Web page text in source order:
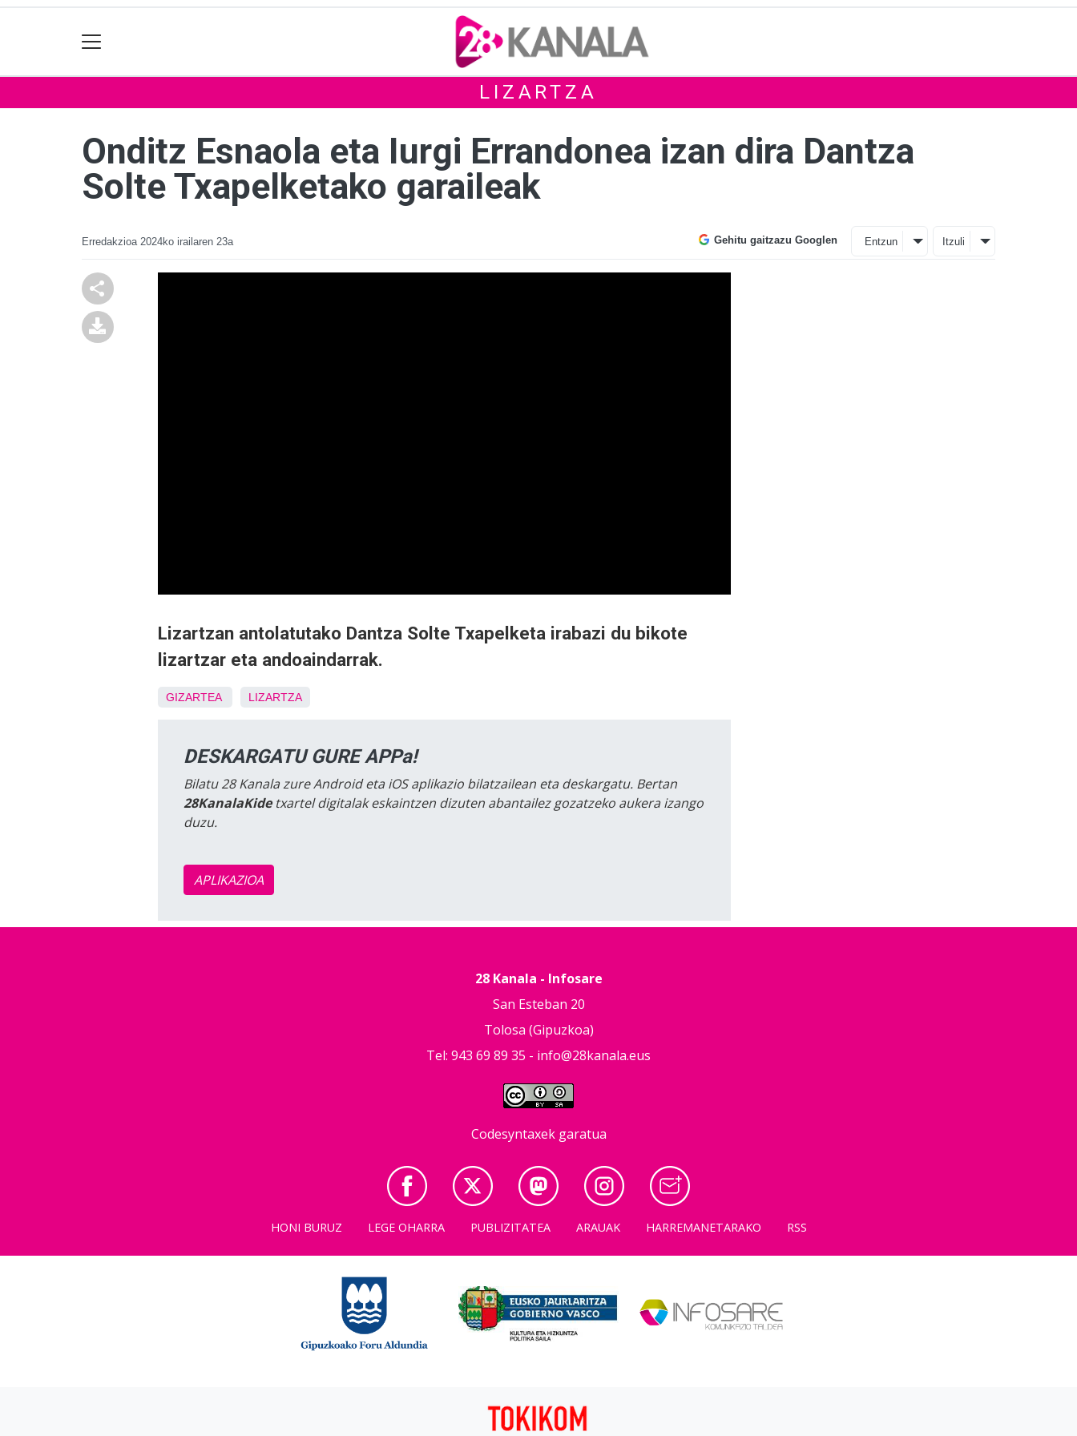
LIZARTZA
Onditz Esnaola eta Iurgi Errandonea izan dira Dantza
Solte Txapelketako garaileak
Erredakzioa 2024ko irailaren 23a Gehitu gaitzazu Googlen Entzun Itzuli
Lizartzan antolatutako Dantza Solte Txapelketa irabazi du bikote
lizartzar eta andoaindarrak.
GIZARTEA LIZARTZA
DESKARGATU GURE APPa!
Bilatu 28 Kanala zure Android eta iOS aplikazio bilatzailean eta deskargatu. Bertan
28KanalaKidetxartel digitalak eskaintzen dizuten abantailez gozatzeko aukera izango
duzu.
APLIKAZIOA
28 Kanala - Infosare
San Esteban 20
Tolosa (Gipuzkoa)
Tel: 943 69 89 35 - info@28kanala.eus
Codesyntaxek garatua
HONI BURUZ LEGE OHARRA PUBLIZITATEA ARAUAK HARREMANETARAKO RSS